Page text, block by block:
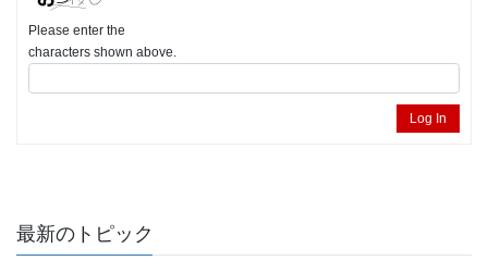
Please enter the
characters shown above.
Log In
最新のトピック